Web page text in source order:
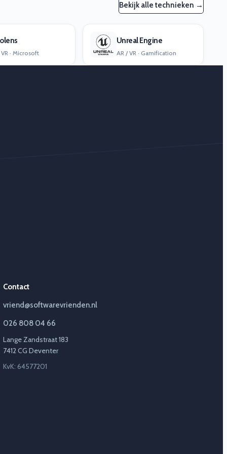
Bekijk alle technieken →
· Microsoft
Unreal Engine
AR / VR · Gamification
Contact
vriend@softwarevrienden.nl
026 808 04 66
Lange Zandstraat 183
7412 CG Deventer
KvK: 64577201